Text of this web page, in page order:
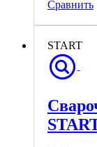
Сравнить
START